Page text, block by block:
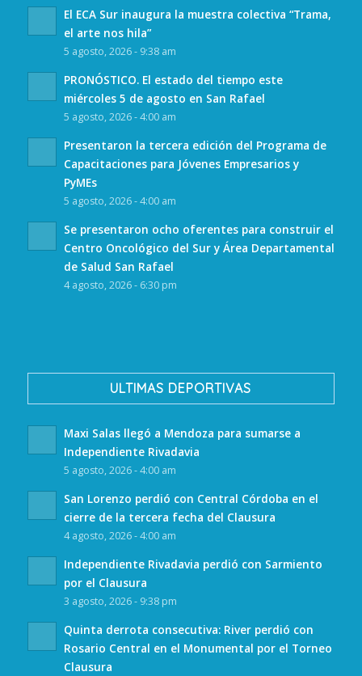
El ECA Sur inaugura la muestra colectiva “Trama,
el arte nos hila”
5 agosto, 2026 - 9:38 am
PRONÓSTICO. El estado del tiempo este
miércoles 5 de agosto en San Rafael
5 agosto, 2026 - 4:00 am
Presentaron la tercera edición del Programa de
Capacitaciones para Jóvenes Empresarios y
PyMEs
5 agosto, 2026 - 4:00 am
Se presentaron ocho oferentes para construir el
Centro Oncológico del Sur y Área Departamental
de Salud San Rafael
4 agosto, 2026 - 6:30 pm
ULTIMAS DEPORTIVAS
Maxi Salas llegó a Mendoza para sumarse a
Independiente Rivadavia
5 agosto, 2026 - 4:00 am
San Lorenzo perdió con Central Córdoba en el
cierre de la tercera fecha del Clausura
4 agosto, 2026 - 4:00 am
Independiente Rivadavia perdió con Sarmiento
por el Clausura
3 agosto, 2026 - 9:38 pm
Quinta derrota consecutiva: River perdió con
Rosario Central en el Monumental por el Torneo
Clausura